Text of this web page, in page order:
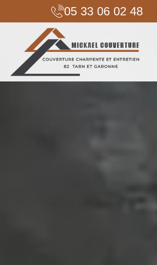
05 33 06 02 48